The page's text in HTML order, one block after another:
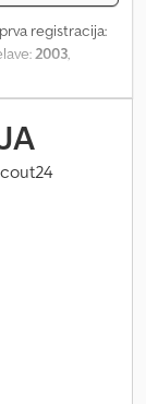
registracija:
2003,
Dkedpfx
zračno
6.800 kg
masa:
pregled
se obrnite na
os -
- Zaporni
+ kolutna zavora